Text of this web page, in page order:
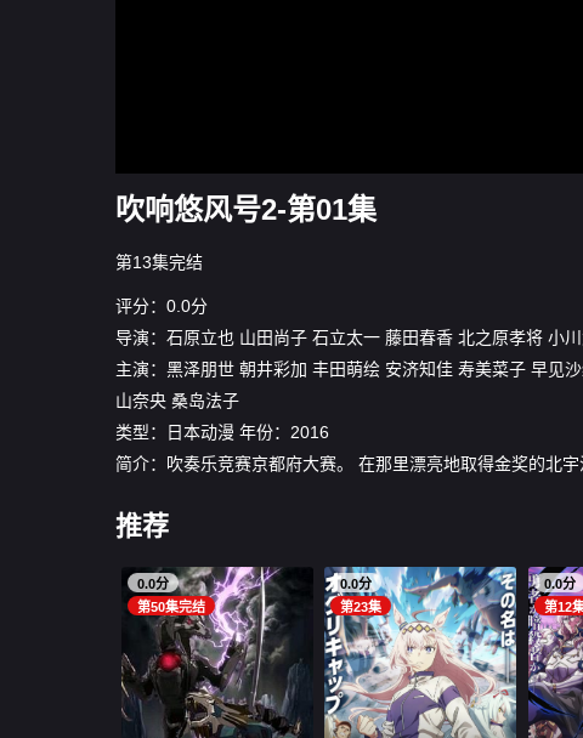
吹响悠风号2-第01集
第13集完结
评分：0.0分
导演： 石原立也 山田尚子 石立太一 藤田春香 北之原孝将 小
主演： 黑泽朋世 朝井彩加 丰田萌绘 安济知佳 寿美菜子 早见
山奈央 桑岛法子
类型：
日本动漫 年份： 2016
简介：吹奏乐竞赛京都府大赛。 在那里漂亮地取得金奖的北
推荐
0.0分
第50集完结
0.0分
第23集
0.0分
第12